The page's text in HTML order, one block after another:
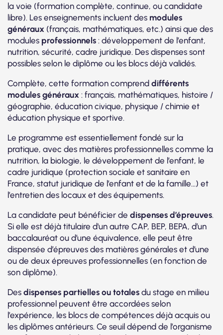
la voie (formation complète, continue, ou candidate
libre). Les enseignements incluent des modules
généraux (français, mathématiques, etc.) ainsi que des
modules professionnels : développement de l’enfant,
nutrition, sécurité, cadre juridique. Des dispenses sont
possibles selon le diplôme ou les blocs déjà validés.
Complète, cette formation comprend différents
modules généraux : français, mathématiques, histoire /
géographie, éducation civique, physique / chimie et
éducation physique et sportive.
Le programme est essentiellement fondé sur la
pratique, avec des matières professionnelles comme la
nutrition, la biologie, le développement de l’enfant, le
cadre juridique (protection sociale et sanitaire en
France, statut juridique de l’enfant et de la famille...) et
l’entretien des locaux et des équipements.
La candidate peut bénéficier de dispenses d’épreuves.
Si elle est déjà titulaire d'un autre CAP, BEP, BEPA, d’un
baccalauréat ou d’une équivalence, elle peut être
dispensée d’épreuves des matières générales et d’une
ou de deux épreuves professionnelles (en fonction de
son diplôme).
Des dispenses partielles ou totales du stage en milieu
professionnel peuvent être accordées selon
l’expérience, les blocs de compétences déjà acquis ou
les diplômes antérieurs. Ce seuil dépend de l’organisme